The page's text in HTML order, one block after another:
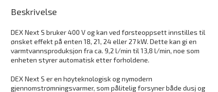
Beskrivelse
DEX Next S bruker 400 V og kan ved førsteoppsett innstilles til
ønsket effekt på enten 18, 21, 24 eller 27 kW. Dette kan gi en
varmtvannsproduksjon fra ca. 9,2 l/min til 13,8 l/min, noe som
enheten styrer automatisk etter forholdene.
DEX Next S er en høyteknologisk og nymodern
gjennomstrømningsvarmer, som pålitelig forsyner både dusj og